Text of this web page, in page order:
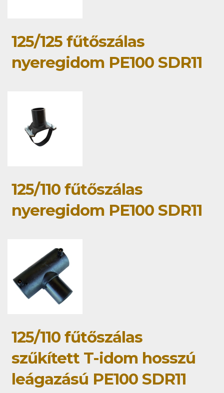
125/125 fűtőszálas
nyeregidom PE100 SDR11
125/110 fűtőszálas
nyeregidom PE100 SDR11
125/110 fűtőszálas
szűkített T-idom hosszú
leágazású PE100 SDR11